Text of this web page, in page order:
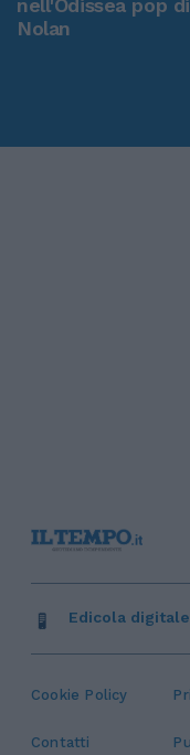
nell'Odissea pop
Nolan
Cookie Policy
Contatti
Edicola digitale